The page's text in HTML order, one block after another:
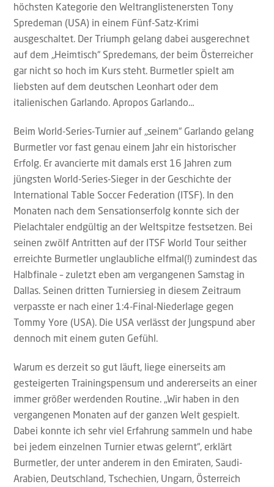
höchsten Kategorie den Weltranglistenersten Tony
Spredeman (USA) in einem Fünf-Satz-Krimi
ausgeschaltet. Der Triumph gelang dabei ausgerechnet
auf dem „Heimtisch“ Spredemans, der beim Österreicher
gar nicht so hoch im Kurs steht. Burmetler spielt am
liebsten auf dem deutschen Leonhart oder dem
italienischen Garlando. Apropos Garlando…
Beim World-Series-Turnier auf „seinem“ Garlando gelang
Burmetler vor fast genau einem Jahr ein historischer
Erfolg. Er avancierte mit damals erst 16 Jahren zum
jüngsten World-Series-Sieger in der Geschichte der
International Table Soccer Federation (ITSF). In den
Monaten nach dem Sensationserfolg konnte sich der
Pielachtaler endgültig an der Weltspitze festsetzen. Bei
seinen zwölf Antritten auf der ITSF World Tour seither
erreichte Burmetler unglaubliche elfmal(!) zumindest das
Halbfinale – zuletzt eben am vergangenen Samstag in
Dallas. Seinen dritten Turniersieg in diesem Zeitraum
verpasste er nach einer 1:4-Final-Niederlage gegen
Tommy Yore (USA). Die USA verlässt der Jungspund aber
dennoch mit einem guten Gefühl.
Warum es derzeit so gut läuft, liege einerseits am
gesteigerten Trainingspensum und andererseits an einer
immer größer werdenden Routine. „Wir haben in den
vergangenen Monaten auf der ganzen Welt gespielt.
Dabei konnte ich sehr viel Erfahrung sammeln und habe
bei jedem einzelnen Turnier etwas gelernt“, erklärt
Burmetler, der unter anderem in den Emiraten, Saudi-
Arabien, Deutschland, Tschechien, Ungarn, Österreich